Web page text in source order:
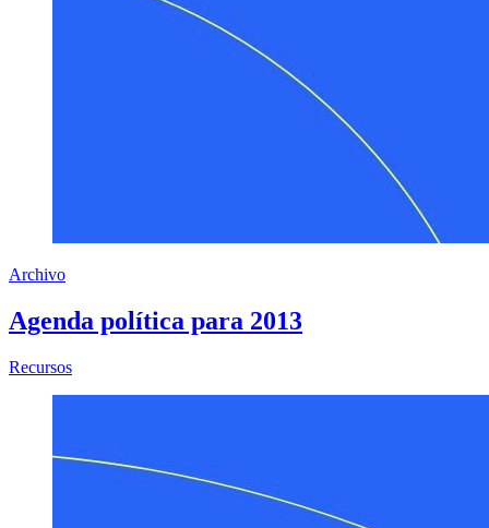
Archivo
Agenda política para 2013
Recursossobre la Agenda Política 2013